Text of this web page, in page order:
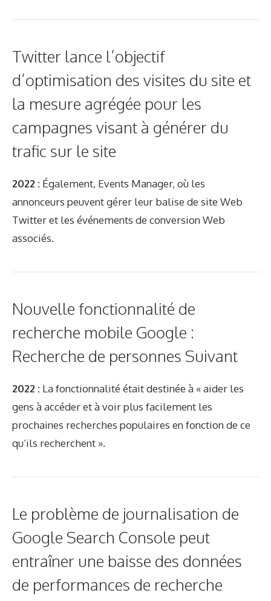
Twitter lance l’objectif
d’optimisation des visites du site et
la mesure agrégée pour les
campagnes visant à générer du
trafic sur le site
2022 : Également, Events Manager, où les
annonceurs peuvent gérer leur balise de site Web
Twitter et les événements de conversion Web
associés.
Nouvelle fonctionnalité de
recherche mobile Google :
Recherche de personnes Suivant
2022 : La fonctionnalité était destinée à « aider les
gens à accéder et à voir plus facilement les
prochaines recherches populaires en fonction de ce
qu’ils recherchent ».
Le problème de journalisation de
Google Search Console peut
entraîner une baisse des données
de performances de recherche